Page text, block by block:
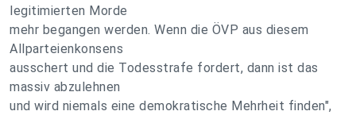
legitimierten Morde
mehr begangen werden. Wenn die ÖVP aus diesem
Allparteienkonsens
ausschert und die Todesstrafe fordert, dann ist das
massiv abzulehnen
und wird niemals eine demokratische Mehrheit finden",